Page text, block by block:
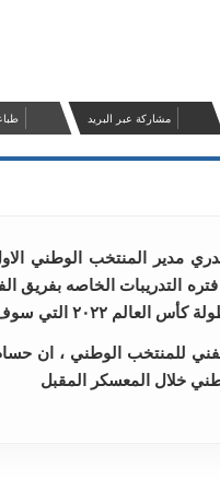
مشاركة عبر البريد
مدير المنتخب الوطني
التدريبات الخاصه بفريق
تستضيفها قطر في العام المقبل
للمنتخب الوطني ، ان
خلال المعسكر المقبل